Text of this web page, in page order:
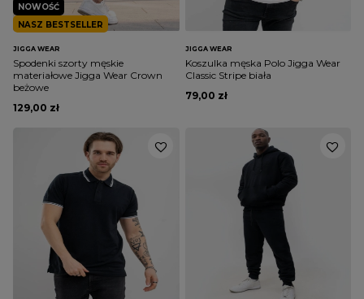
NOWOŚĆ
NASZ BESTSELLER
JIGGA WEAR
Spodenki szorty męskie
materiałowe Jigga Wear Crown
beżowe
129,00 zł
JIGGA WEAR
Koszulka męska Polo Jigga Wear
Classic Stripe biała
79,00 zł